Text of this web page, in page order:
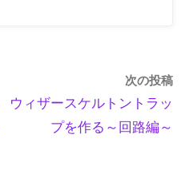
次の投稿
ウィザースケルトントラッ
プを作る～回路編～